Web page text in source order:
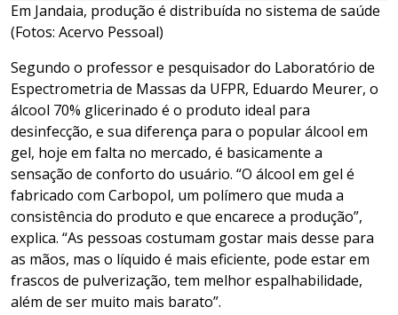
Em Jandaia, produção é distribuída no sistema de saúde
(Fotos: Acervo Pessoal)
Segundo o professor e pesquisador do Laboratório de
Espectrometria de Massas da UFPR, Eduardo Meurer, o
álcool 70% glicerinado é o produto ideal para
desinfecção, e sua diferença para o popular álcool em
gel, hoje em falta no mercado, é basicamente a
sensação de conforto do usuário. “O álcool em gel é
fabricado com Carbopol, um polímero que muda a
consistência do produto e que encarece a produção”,
explica. “As pessoas costumam gostar mais desse para
as mãos, mas o líquido é mais eficiente, pode estar em
frascos de pulverização, tem melhor espalhabilidade,
além de ser muito mais barato”.